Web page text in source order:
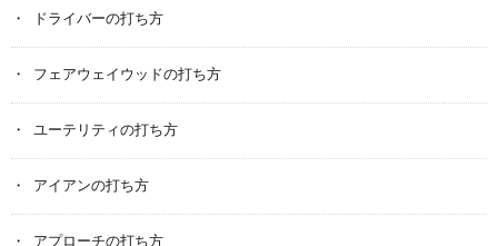
ドライバーの打ち方
フェアウェイウッドの打ち方
ユーテリティの打ち方
アイアンの打ち方
アプローチの打ち方